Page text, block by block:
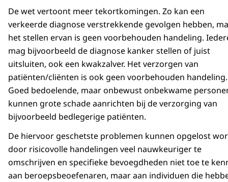
De wet vertoont meer tekortkomingen. Zo kan een
verkeerde diagnose verstrekkende gevolgen hebben,
het stellen ervan is geen voorbehouden handeling.
mag bijvoorbeeld de diagnose kanker stellen of juist
uitsluiten, ook een kwakzalver. Het verzorgen van
patiënten/cliënten is ook geen voorbehouden handeling.
Goed bedoelende, maar onbewust onbekwame
kunnen grote schade aanrichten bij de verzorging van
bijvoorbeeld bedlegerige patiënten.
De hiervoor geschetste problemen kunnen opgelost
door risicovolle handelingen veel nauwkeuriger te
omschrijven en specifieke bevoegdheden niet toe te
aan beroepsbeoefenaren, maar aan individuen die